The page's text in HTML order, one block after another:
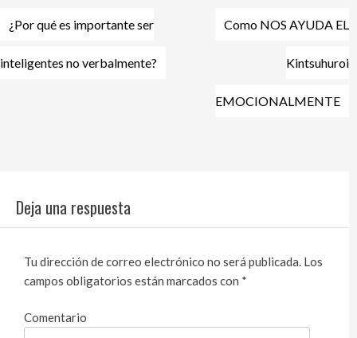
Navegación
de
entradas
¿Por qué es importante ser
inteligentes no verbalmente?
Como NOS AYUDA EL
Kintsuhuroi
EMOCIONALMENTE
Deja una respuesta
Tu dirección de correo electrónico no será publicada. Los
campos obligatorios están marcados con *
Comentario